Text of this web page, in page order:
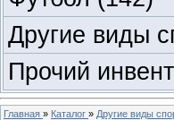
Другие виды
Прочий
Главная » Каталог » Другие виды